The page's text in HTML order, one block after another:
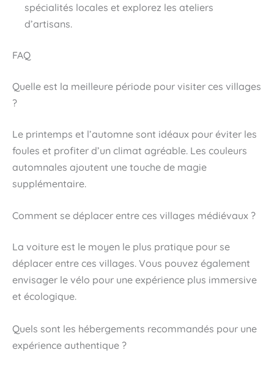
spécialités locales et explorez les ateliers
d’artisans.
FAQ
Quelle est la meilleure période pour visiter ces villages
?
Le printemps et l’automne sont idéaux pour éviter les
foules et profiter d’un climat agréable. Les couleurs
automnales ajoutent une touche de magie
supplémentaire.
Comment se déplacer entre ces villages médiévaux ?
La voiture est le moyen le plus pratique pour se
déplacer entre ces villages. Vous pouvez également
envisager le vélo pour une expérience plus immersive
et écologique.
Quels sont les hébergements recommandés pour une
expérience authentique ?